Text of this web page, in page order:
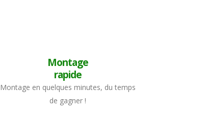
Montage
rapide
Montage en quelques minutes, du temps
de gagner !